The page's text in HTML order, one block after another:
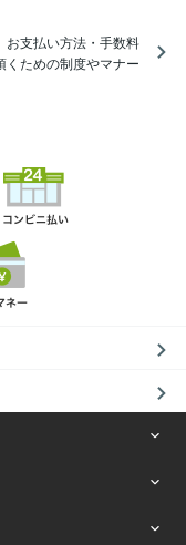
お支払い方法・手数料
ための制度やマナー